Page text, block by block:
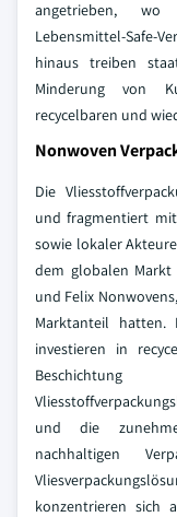
angetrieben, wo
Lebensmittel-Safe-
hinaus treiben
Minderung von
recycelbaren und
Nonwoven
Die
und fragmentiert
sowie lokaler
dem globalen Markt
und Felix
Marktanteil hatten.
investieren in
und die
nachhaltigen
konzentrieren sich